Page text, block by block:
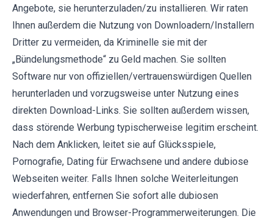
Angebote, sie herunterzuladen/zu installieren. Wir raten
Ihnen außerdem die Nutzung von Downloadern/Installern
Dritter zu vermeiden, da Kriminelle sie mit der
„Bündelungsmethode“ zu Geld machen. Sie sollten
Software nur von offiziellen/vertrauenswürdigen Quellen
herunterladen und vorzugsweise unter Nutzung eines
direkten Download-Links. Sie sollten außerdem wissen,
dass störende Werbung typischerweise legitim erscheint.
Nach dem Anklicken, leitet sie auf Glücksspiele,
Pornografie, Dating für Erwachsene und andere dubiose
Webseiten weiter. Falls Ihnen solche Weiterleitungen
wiederfahren, entfernen Sie sofort alle dubiosen
Anwendungen und Browser-Programmerweiterungen. Die